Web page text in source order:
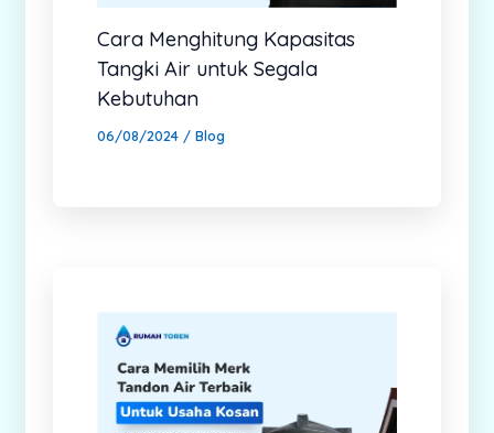
Cara Menghitung Kapasitas
Tangki Air untuk Segala
Kebutuhan
06/08/2024 / Blog